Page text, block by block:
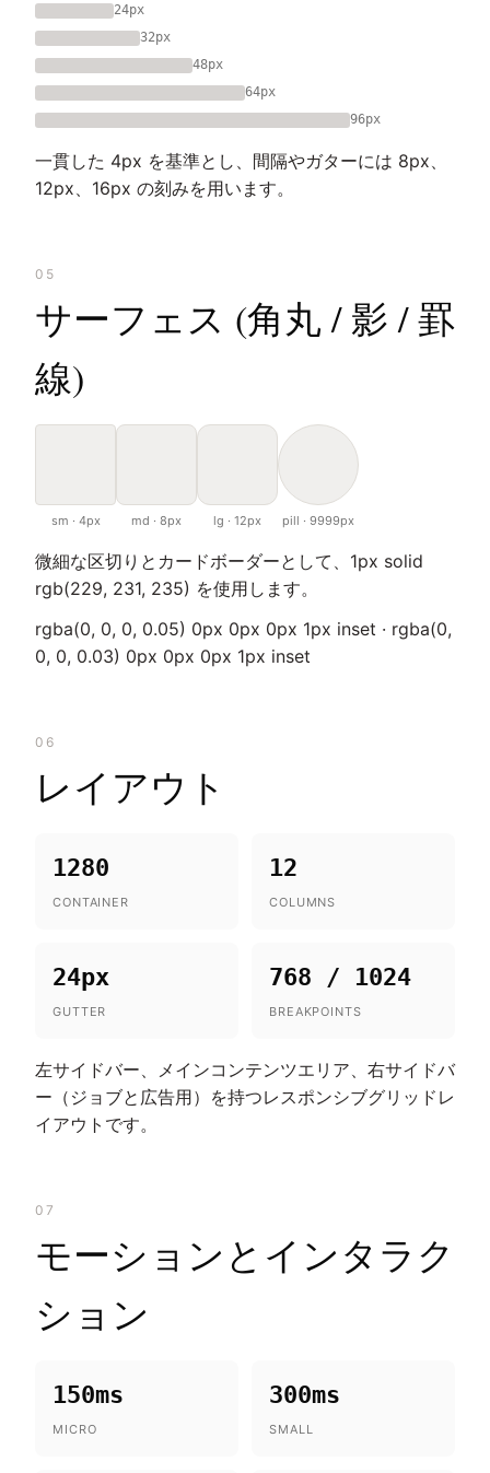
24px
32px
48px
64px
96px
一貫した 4px を基準とし、間隔やガターには 8px、
12px、16px の刻みを用います。
05
サーフェス (角丸 / 影 / 罫
線)
sm · 4px md · 8px lg · 12px pill · 9999px
微細な区切りとカードボーダーとして、1px solid
rgb(229, 231, 235) を使用します。
rgba(0, 0, 0, 0.05) 0px 0px 0px 1px inset · rgba(0,
0, 0, 0.03) 0px 0px 0px 1px inset
06
レイアウト
1280
CONTAINER
12
COLUMNS
24px
GUTTER
768 / 1024
BREAKPOINTS
左サイドバー、メインコンテンツエリア、右サイドバ
ー（ジョブと広告用）を持つレスポンシブグリッドレ
イアウトです。
07
モーションとインタラク
ション
150ms
MICRO
300ms
SMALL